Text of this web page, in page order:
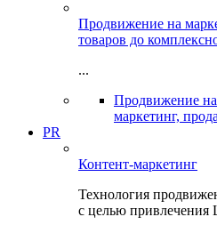
Продвижение на
товаров до
...
Продвижение
маркетинг,
PR
Контент-маркетинг
Технология
с целью привлечения